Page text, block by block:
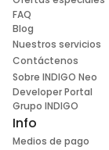
FAQ
Blog
Nuestros servicios
Contáctenos
Sobre INDIGO Neo
Developer Portal
Grupo INDIGO
Info
Medios de pago